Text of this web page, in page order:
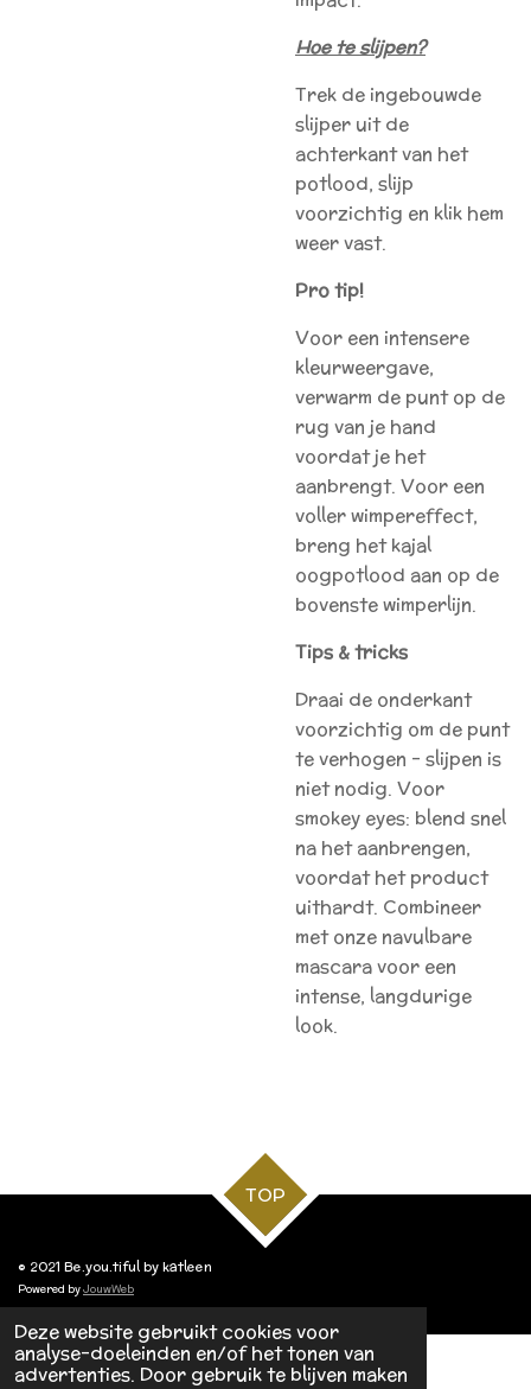
Deze website gebruikt cookies voor
analyse-doeleinden en/of het tonen van
advertenties. Door gebruik te blijven maken
Hoe te slijpen?
Trek de ingebouwde
slijper uit de
achterkant van het
potlood, slijp
voorzichtig en klik hem
weer vast.
Pro tip!
Voor een intensere
kleurweergave,
verwarm de punt op de
rug van je hand
voordat je het
aanbrengt. Voor een
voller wimpereffect,
breng het kajal
oogpotlood aan op de
bovenste wimperlijn.
Tips & tricks
Draai de onderkant
voorzichtig om de punt
te verhogen – slijpen is
niet nodig. Voor
smokey eyes: blend snel
na het aanbrengen,
voordat het product
uithardt. Combineer
met onze navulbare
mascara voor een
intense, langdurige
look.
TOP
© 2021 Be.you.tiful by katleen
Powered byJouwWeb